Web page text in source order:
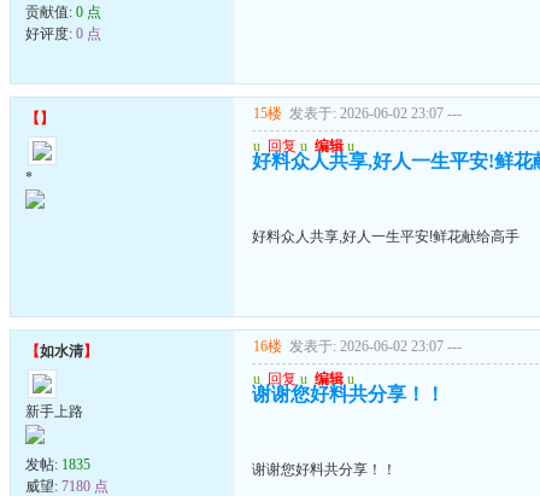
贡献值: 0 点
好评度: 0 点
【 】
*
15楼 发表于: 2026-06-02 23:07 ---
u 回复 u 编辑 u
好料众人共享,好人一生平安!鲜花
好料众人共享,好人一生平安!鲜花献给高手
【如水清】
新手上路
发帖: 1835
威望: 7180 点
16楼 发表于: 2026-06-02 23:07 ---
u 回复 u 编辑 u
谢谢您好料共分享！！
谢谢您好料共分享！！